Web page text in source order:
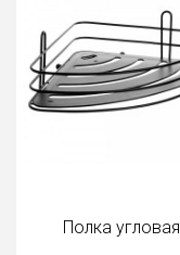
Полка угловая